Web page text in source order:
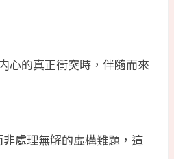
心的真正衝突時，伴隨而來
處理無解的虛構難題，這